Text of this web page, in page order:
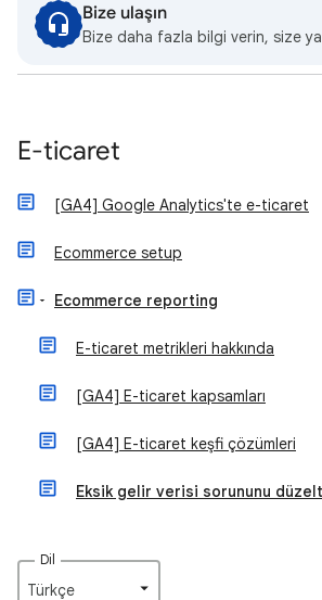
Bize ulaşın
Bize daha fazla bilgi verin, size
E-ticaret
[GA4] Google Analytics'te e-ticaret
Ecommerce setup
Ecommerce reporting
E-ticaret metrikleri hakkında
[GA4] E-ticaret kapsamları
[GA4] E-ticaret keşfi çözümleri
Eksik gelir verisi sorununu
Dil
Türkçe‎